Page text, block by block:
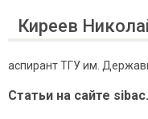
Киреев
аспирант ТГУ им.
Статьи на сайте